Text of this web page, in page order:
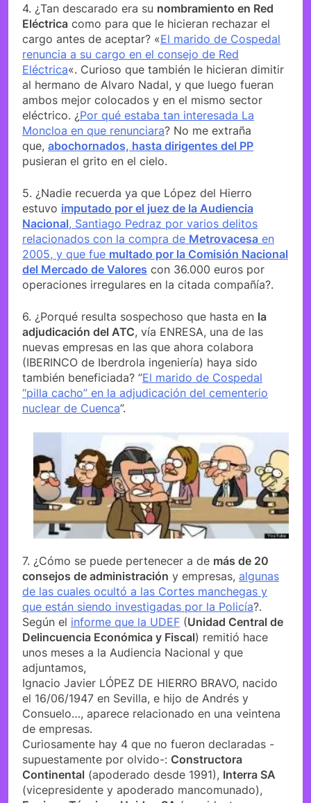
4. ¿Tan descarado era su nombramiento en Red
Eléctrica como para que le hicieran rechazar el
cargo antes de aceptar? «El marido de Cospedal
renuncia a su cargo en el consejo de Red
Eléctrica«. Curioso que también le hicieran dimitir
al hermano de Alvaro Nadal, y que luego fueran
ambos mejor colocados y en el mismo sector
eléctrico. ¿Por qué estaba tan interesada La
Moncloa en que renunciara? No me extraña
que, abochornados, hasta dirigentes del PP
pusieran el grito en el cielo.
5. ¿Nadie recuerda ya que López del Hierro
estuvo imputado por el juez de la Audiencia
Nacional, Santiago Pedraz por varios delitos
relacionados con la compra de Metrovacesa en
2005, y que fue multado por la Comisión Nacional
del Mercado de Valores con 36.000 euros por
operaciones irregulares en la citada compañía?.
6. ¿Porqué resulta sospechoso que hasta en la
adjudicación del ATC, vía ENRESA, una de las
nuevas empresas en las que ahora colabora
(IBERINCO de Iberdrola ingeniería) haya sido
también beneficiada? ”El marido de Cospedal
“pilla cacho” en la adjudicación del cementerio
nuclear de Cuenca”.
7. ¿Cómo se puede pertenecer a de más de 20
consejos de administración y empresas, algunas
de las cuales ocultó a las Cortes manchegas y
que están siendo investigadas por la Policía?.
Según el informe que la UDEF (Unidad Central de
Delincuencia Económica y Fiscal) remitió hace
unos meses a la Audiencia Nacional y que
adjuntamos,
Ignacio Javier LÓPEZ DE HIERRO BRAVO, nacido
el 16/06/1947 en Sevilla, e hijo de Andrés y
Consuelo…, aparece relacionado en una veintena
de empresas.
Curiosamente hay 4 que no fueron declaradas -
supuestamente por olvido-: Constructora
Continental (apoderado desde 1991), Interra SA
(vicepresidente y apoderado mancomunado),